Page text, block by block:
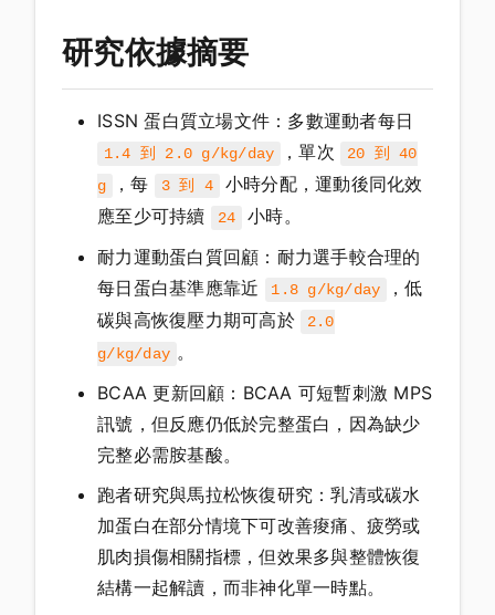
研究依據摘要
ISSN 蛋白質立場文件：多數運動者每日
1.4 到 2.0 g/kg/day ，單次
20 到 40
g
，每 3 到 4
小時分配，運動後同化效
應至少可持續
24
小時。
耐力運動蛋白質回顧：耐力選手較合理的
每日蛋白基準應靠近
1.8 g/kg/day
，低
碳與高恢復壓力期可高於
2.0
g/kg/day 。
BCAA 更新回顧：BCAA 可短暫刺激 MPS
訊號，但反應仍低於完整蛋白，因為缺少
完整必需胺基酸。
跑者研究與馬拉松恢復研究：乳清或碳水
加蛋白在部分情境下可改善痠痛、疲勞或
肌肉損傷相關指標，但效果多與整體恢復
結構一起解讀，而非神化單一時點。